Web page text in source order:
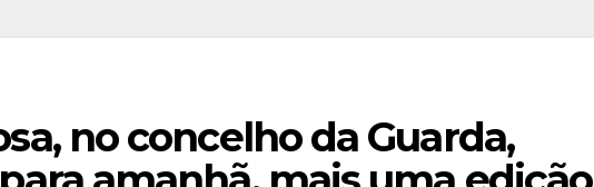
no concelho da Guarda,